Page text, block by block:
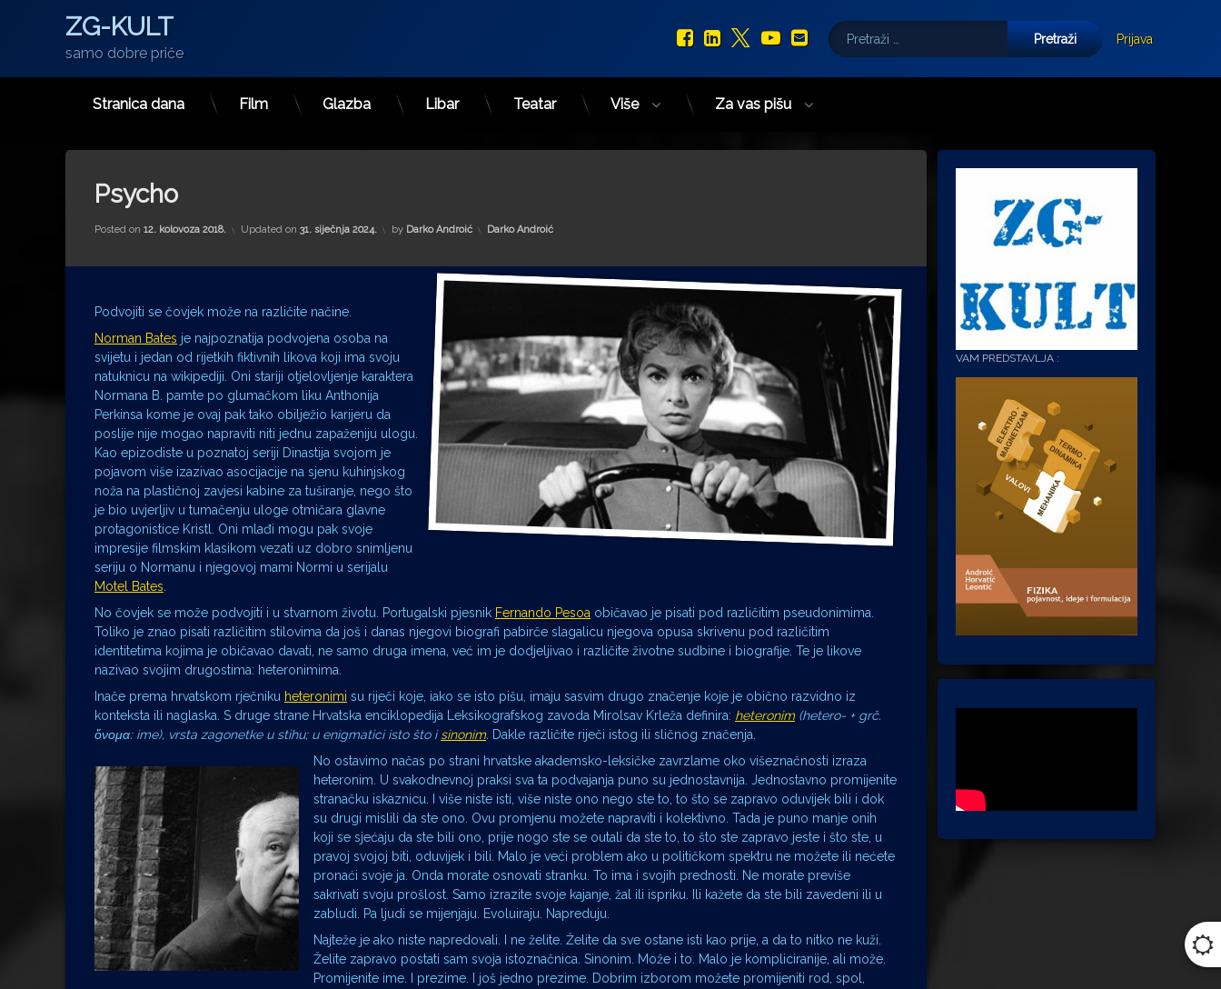
ZG-KULT
samo dobre priče
Facebook
LinkedIn
X.com
YouTube
E-mail
Pretraži:
Prijava
Stranica dana Film Glazba Libar Teatar Više Za vas pišu
Psycho
Posted on 12. kolovoza 2018. Updated on 31. siječnja 2024. by Darko Androić Kategorije:
Darko Androić
Podvojiti se čovjek može na različite načine.
Norman Bates je najpoznatija podvojena osoba na
svijetu i jedan od rijetkih fiktivnih likova koji ima svoju
natuknicu na wikipediji. Oni stariji otjelovljenje karaktera
Normana B. pamte po glumačkom liku Anthonija
Perkinsa kome je ovaj pak tako obilježio karijeru da
poslije nije mogao napraviti niti jednu zapaženiju ulogu.
Kao epizodiste u poznatoj seriji Dinastija svojom je
pojavom više izazivao asocijacije na sjenu kuhinjskog
noža na plastičnoj zavjesi kabine za tuširanje, nego što
je bio uvjerljiv u tumačenju uloge otmičara glavne
protagonistice Kristl. Oni mlađi mogu pak svoje
impresije filmskim klasikom vezati uz dobro snimljenu
seriju o Normanu i njegovoj mami Normi u serijalu
Motel Bates
No čovjek se može podvojiti i u stvarnom životu. Portugalski pjesnik Fernando Pesoa običavao je pisati pod različitim pseudonimima.
Toliko je znao pisati različitim stilovima da još i danas njegovi biografi pabirče slagalicu njegova opusa skrivenu pod različitim
identitetima kojima je običavao davati, ne samo druga imena, već im je dodjeljivao i različite životne sudbine i biografije. Te je likove
nazivao svojim drugostima: heteronimima.
Inače prema hrvatskom rječniku heteronimi su riječi koje, iako se isto pišu, imaju sasvim drugo značenje koje je obično razvidno iz
konteksta ili naglaska. S druge strane Hrvatska enciklopedija Leksikografskog zavoda Mirolsav Krleža definira: heteronim(hetero- + grč.
ὄνομα:ime), vrsta zagonetke u stihu; u enigmatici isto što isinonim. Dakle različite riječi istog ili sličnog značenja.
No ostavimo načas po strani hrvatske akademsko-leksičke zavrzlame oko višeznačnosti izraza
heteronim. U svakodnevnoj praksi sva ta podvajanja puno su jednostavnija. Jednostavno promijenite
stranačku iskaznicu. I više niste isti, više niste ono nego ste to, to što se zapravo oduvijek bili i dok
su drugi mislili da ste ono. Ovu promjenu možete napraviti i kolektivno. Tada je puno manje onih
koji se sjećaju da ste bili ono, prije nogo ste se outali da ste to, to što ste zapravo jeste i što ste, u
pravoj svojoj biti, oduvijek i bili. Malo je veći problem ako u političkom spektru ne možete ili nećete
pronaći svoje ja. Onda morate osnovati stranku. To ima i svojih prednosti. Ne morate previše
sakrivati svoju prošlost. Samo izrazite svoje kajanje, žal ili ispriku. Ili kažete da ste bili zavedeni ili u
zabludi. Pa ljudi se mijenjaju. Evoluiraju. Napreduju.
Najteže je ako niste napredovali. I ne želite. Želite da sve ostane isti kao prije, a da to nitko ne kuži.
Želite zapravo postati sam svoja istoznačnica. Sinonim. Može i to. Malo je kompliciranije, ali može.
Promijenite ime. I prezime. I još jedno prezime. Dobrim izborom možete promijeniti rod, spol,
VAM PREDSTAVLJA :